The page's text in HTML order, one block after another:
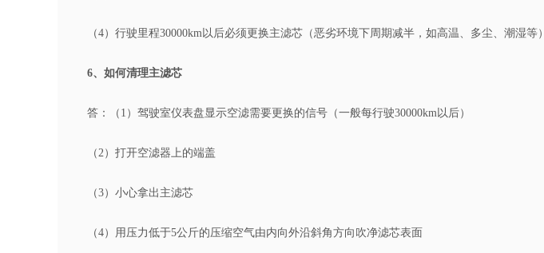
（4）行驶里程30000km以后必须更换主滤芯（恶劣环境下周期减半，如高温、多尘、潮湿等）
6、如何清理主滤芯
答：（1）驾驶室仪表盘显示空滤需要更换的信号（一般每行驶30000km以后）
（2）打开空滤器上的端盖
（3）小心拿出主滤芯
（4）用压力低于5公斤的压缩空气由内向外沿斜角方向吹净滤芯表面